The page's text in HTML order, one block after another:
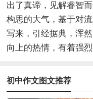
出了真谛，见解睿智
构思的大气，基于对
写来，引经据典，浑
向上的热情，有着强烈
初中作文图文推荐